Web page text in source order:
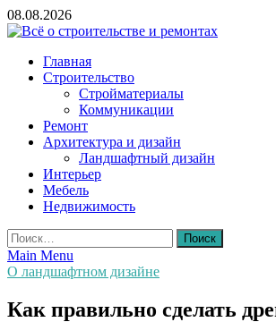
Skip
to
08.08.2026
Всё о строительстве и ремонтах
Главная
Строительство
Стройматериалы
Коммуникации
Ремонт
Архитектура и дизайн
Ландшафтный дизайн
Интерьер
Мебель
Недвижимость
Найти:
Main Menu
О ландшафтном дизайне
Как правильно сделать